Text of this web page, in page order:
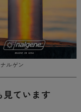
ルゲン
見ています